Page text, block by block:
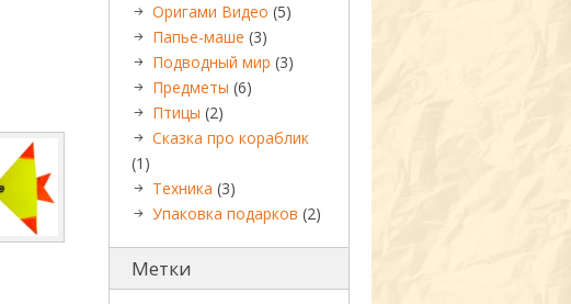
Оригами Видео (5)
Папье-маше (3)
Подводный мир (3)
Предметы (6)
Птицы (2)
Сказка про кораблик
(1)
Техника (3)
Упаковка подарков (2)
Метки